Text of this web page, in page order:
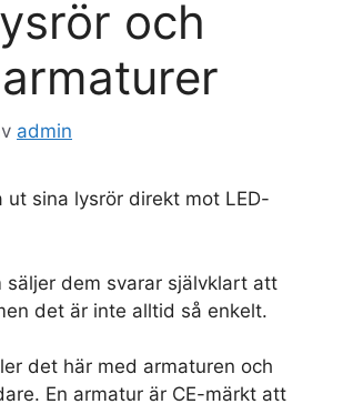
och
admin
ut sina lysrör direkt mot LED-
säljer dem svarar självklart att
det är inte alltid så enkelt.
det här med armaturen och
En armatur är CE-märkt att